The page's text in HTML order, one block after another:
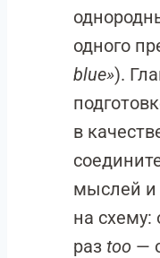
одного
blue»).
в
мыслей и
на схему:
раз too —